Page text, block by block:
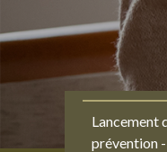
Lancement
prévention